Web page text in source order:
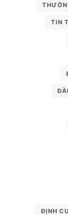
TIN
ĐỊNH